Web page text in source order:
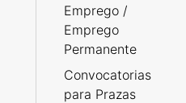
Emprego /
Emprego
Permanente
Convocatorias
para Prazas